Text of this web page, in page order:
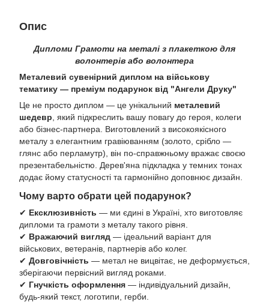
Опис
Дипломи Грамоти на металі з плакеткою для
волонтерів або волонтера
Металевий сувенірний диплом на військову
тематику — преміум подарунок від "Ангели Друку"
Це не просто диплом — це унікальний металевий
шедевр , який підкреслить вашу повагу до героя, колеги
або бізнес-партнера. Виготовлений з високоякісного
металу з елегантним гравіюванням (золото, срібло —
глянс або перламутр), він по-справжньому вражає своєю
презентабельністю. Дерев'яна підкладка у темних тонах
додає йому статусності та гармонійно доповнює дизайн.
Чому варто обрати цей подарунок?
✔ Ексклюзивність — ми єдині в Україні, хто виготовляє
дипломи та грамоти з металу такого рівня.
✔ Вражаючий вигляд — ідеальний варіант для
військових, ветеранів, партнерів або колег.
✔ Довговічність — метал не вицвітає, не деформується,
зберігаючи первісний вигляд роками.
✔ Гнучкість оформлення — індивідуальний дизайн,
будь-який текст, логотипи, герби.